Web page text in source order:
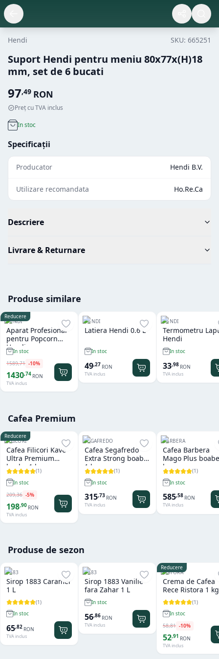
Hendi SKU: 665251
Suport Hendi pentru meniu 80x77x(H)18
mm, set de 6 bucati
97,49 RON
Preț cu TVA inclus
In stoc
Specificații
Producator Hendi B.V.
Utilizare recomandata Ho.Re.Ca
Descriere
Livrare & Returnare
Produse similare
Reducere
HENDI
Aparat Profesional
pentru Popcorn
Hendi
In stoc
1589,71 -10%
1430,74 RON
TVA inclus
HENDI
Latiera Hendi 0.6 L
In stoc
49,27 RON
TVA inclus
HENDI
Termometru
Hendi
In stoc
33,98 RON
TVA inclus
Cafea Premium
Reducere
FILICORI
Cafea Filicori Kave
Ultra Premium
boabe 1 kg
(1)
In stoc
209,36 -5%
198,90 RON
TVA inclus
SEGAFREDO
Cafea Segafredo
Extra Strong boabe
1 kg
(1)
In stoc
315,73 RON
TVA inclus
BARBERA
Cafea Barbera
Mago Plus
kg
(1)
In stoc
585,58 RON
TVA inclus
Produse de sezon
1883
Sirop 1883 Caramel
1 L
(1)
In stoc
65,82 RON
TVA inclus
1883
Sirop 1883 Vanilie
fara Zahar 1 L
In stoc
56,86 RON
TVA inclus
Reducere
RISTORA
Crema de Cafea
Rece Ristora 1 kg
(1)
In stoc
58,81 -10%
52,91 RON
TVA inclus